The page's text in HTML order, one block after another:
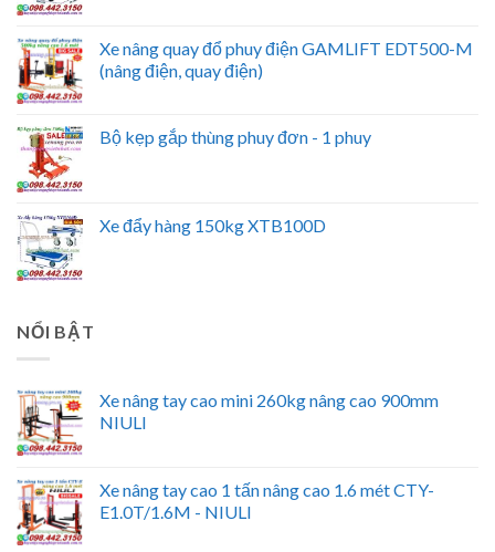
Xe nâng quay đổ phuy điện GAMLIFT EDT500-M
(nâng điện, quay điện)
Bộ kẹp gắp thùng phuy đơn - 1 phuy
Xe đẩy hàng 150kg XTB100D
NỔI BẬT
Xe nâng tay cao mini 260kg nâng cao 900mm
NIULI
Xe nâng tay cao 1 tấn nâng cao 1.6 mét CTY-
E1.0T/1.6M - NIULI